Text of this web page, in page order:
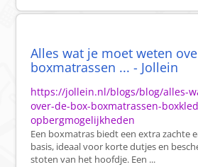
Alles wat je moet weten
boxmatrassen ... - Jollein
https://jollein.nl/blogs/blog/alles-
over-de-box-boxmatrassen-
opbergmogelijkheden
Een boxmatras biedt een extra zachte
basis, ideaal voor korte dutjes en
stoten van het hoofdje. Een ...